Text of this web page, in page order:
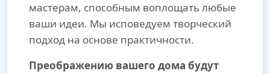
мастерам, способным воплощать любые
ваши идеи. Мы исповедуем творческий
подход на основе практичности.
Преображению вашего дома будут